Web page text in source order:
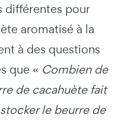
différentes pour
aromatisé à la
à des questions
que « Combien de
de cacahuète fait
le beurre de